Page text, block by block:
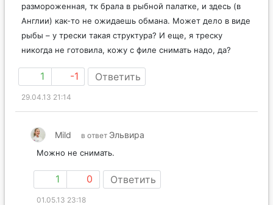
размороженная, тк брала в рыбной палатке, и здесь (в
Англии) как-то не ожидаешь обмана. Может дело в виде
рыбы – у трески такая структура? И еще, я треску
никогда не готовила, кожу с филе снимать надо, да?
1 -1 Ответить
29.04.13 21:14
Mild в ответ Эльвира
Можно не снимать.
1 0 Ответить
01.05.13 23:18